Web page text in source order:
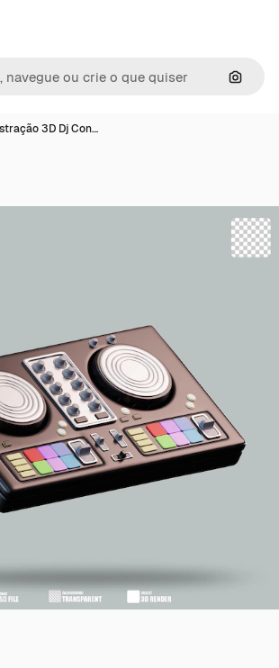
3D Dj Con…